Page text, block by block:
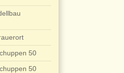
50
50